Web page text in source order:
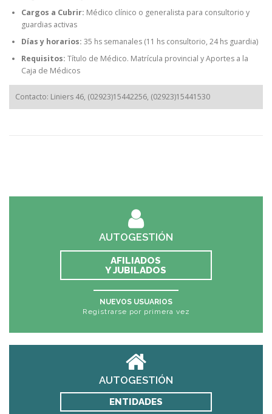
Cargos a Cubrir: Médico clínico o generalista para consultorio y
guardias activas
Días y horarios: 35 hs semanales (11 hs consultorio, 24 hs guardia)
Requisitos: Título de Médico. Matrícula provincial y Aportes a la
Caja de Médicos
Contacto: Liniers 46, (02923)15442256, (02923)15441530
AUTOGESTIÓN
AFILIADOS
Y JUBILADOS
NUEVOS USUARIOS
Registrarse por primera vez
AUTOGESTIÓN
ENTIDADES